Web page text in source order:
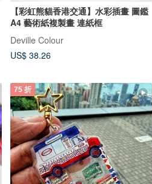
【彩虹熊貓香港交通】水彩插畫 圖鑑
A4 藝術紙複製畫 連紙框
Deville Colour
US$ 38.26
75 折